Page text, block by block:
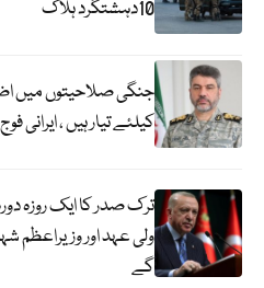
10دہشتگرد ہلاک
جنگی صلاحیتوں میں
کیلئے تیار ہیں ، ایرانی فوج
ترک صدر کا ایک روزہ
ولی عہد اور وزیراعظم
گے